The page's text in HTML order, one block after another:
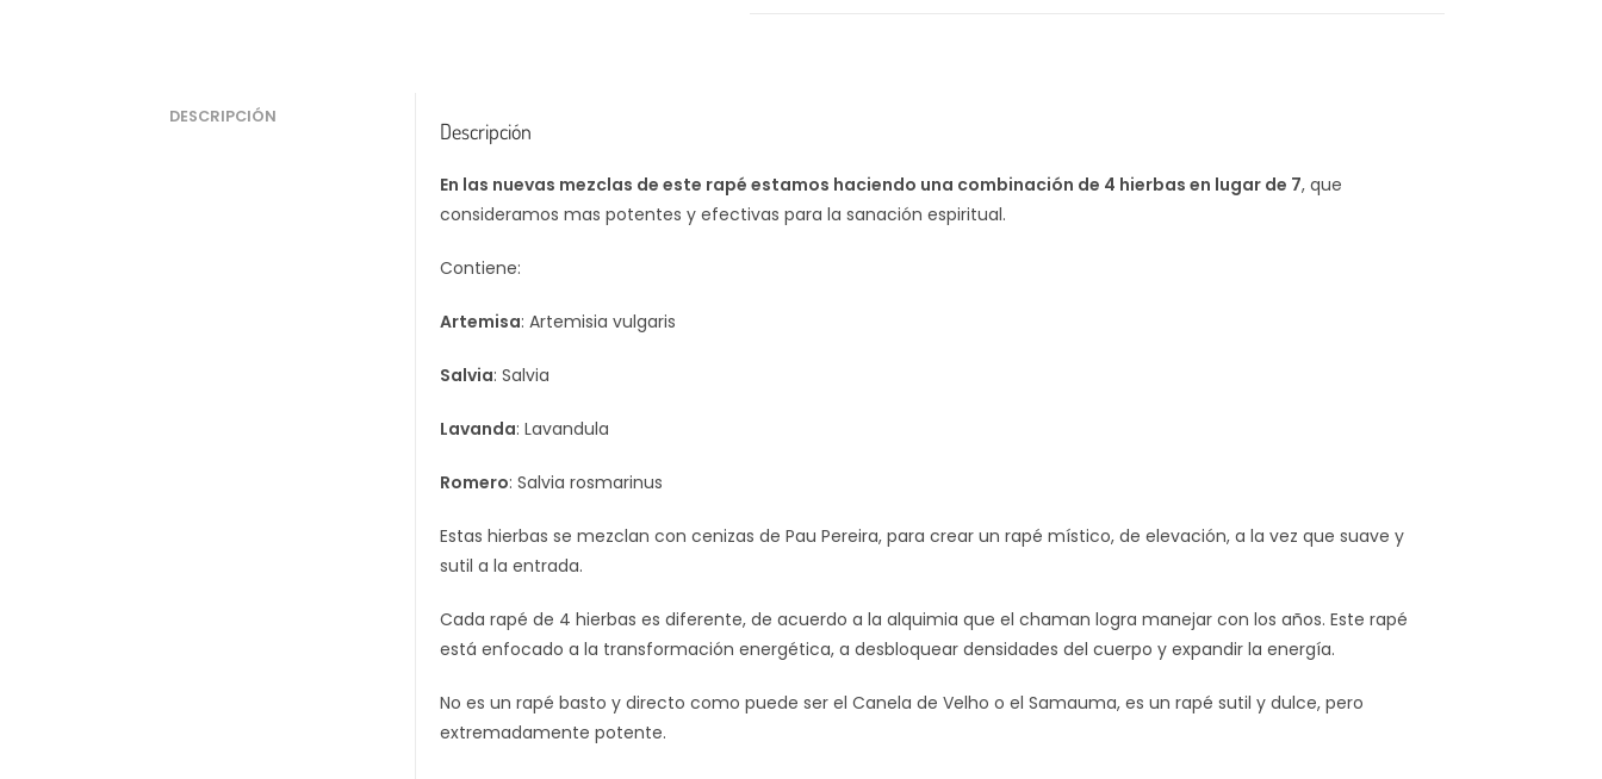
DESCRIPCIÓN
Descripción
En las nuevas mezclas de este rapé estamos haciendo una combinación de 4 hierbas en lugar de 7, que
consideramos mas potentes y efectivas para la sanación espiritual.
Contiene:
Artemisa: Artemisia vulgaris
Salvia: Salvia
Lavanda: Lavandula
Romero: Salvia rosmarinus
Estas hierbas se mezclan con cenizas de Pau Pereira, para crear un rapé místico, de elevación, a la vez que suave y
sutil a la entrada.
Cada rapé de 4 hierbas es diferente, de acuerdo a la alquimia que el chaman logra manejar con los años. Este rapé
está enfocado a la transformación energética, a desbloquear densidades del cuerpo y expandir la energía.
No es un rapé basto y directo como puede ser el Canela de Velho o el Samauma, es un rapé sutil y dulce, pero
extremadamente potente.